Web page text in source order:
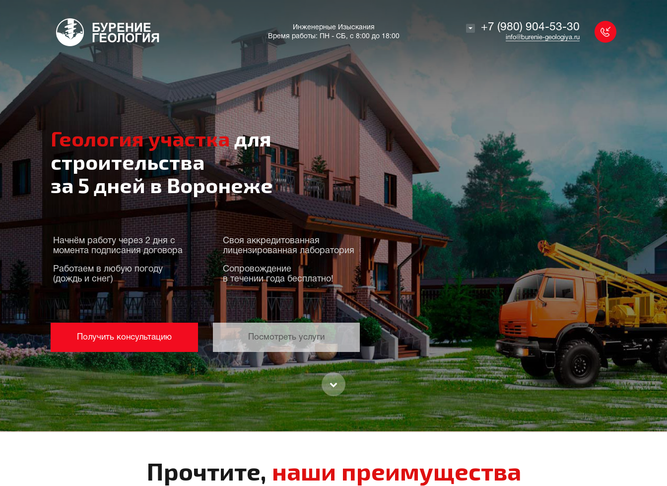
Инженерные Изыскания
Время работы: ПН - СБ, с 8:00 до 18:00
+7 (980) 904-53-30
info@burenie-geologiya.ru
Геология участкадля
строительства
за 5 дней в Воронеже
Начнём работу через 2 дня с
момента подписания договора
Своя аккредитованная
лицензированная лаборатория
Работаем в любую погоду
(дождь и снег)
Сопровождение
в течении года бесплатно!
Получить консультацию Посмотреть услуги
Прочтите, наши преимущества